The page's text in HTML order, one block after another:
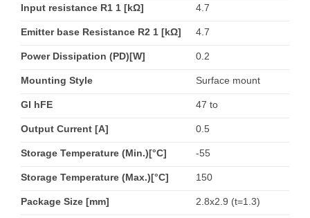
Input resistance R1 1 [kΩ] 4.7
Emitter base Resistance R2 1 [kΩ] 4.7
Power Dissipation (PD)[W] 0.2
Mounting Style Surface mount
GI hFE 47 to
Output Current [A] 0.5
Storage Temperature (Min.)[°C] -55
Storage Temperature (Max.)[°C] 150
Package Size [mm] 2.8x2.9 (t=1.3)